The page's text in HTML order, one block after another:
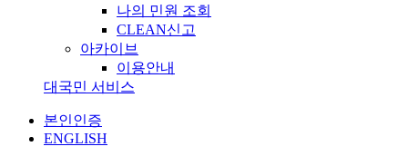
나의 민원 조회
CLEAN신고
아카이브
이용안내
대국민 서비스
본인인증
ENGLISH